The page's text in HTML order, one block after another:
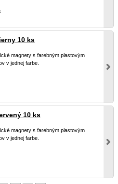
10 ks
magnety s farebným plastovým
v jednej farbe.
10 ks
magnety s farebným plastovým
v jednej farbe.